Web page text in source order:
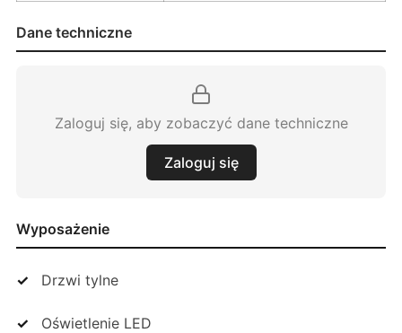
Dane techniczne
Zaloguj się, aby zobaczyć dane techniczne
Zaloguj się
Wyposażenie
Drzwi tylne
Oświetlenie LED